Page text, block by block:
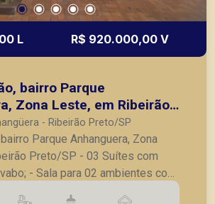
L R$ 920.000,00 V
bairro Parque
Zona Leste, em Ribeirão
- Ribeirão Preto/SP
Parque Anhanguera, Zona
SP - 03 Suítes com
- Sala para 02 ambientes com
- Cozinha com armários; -